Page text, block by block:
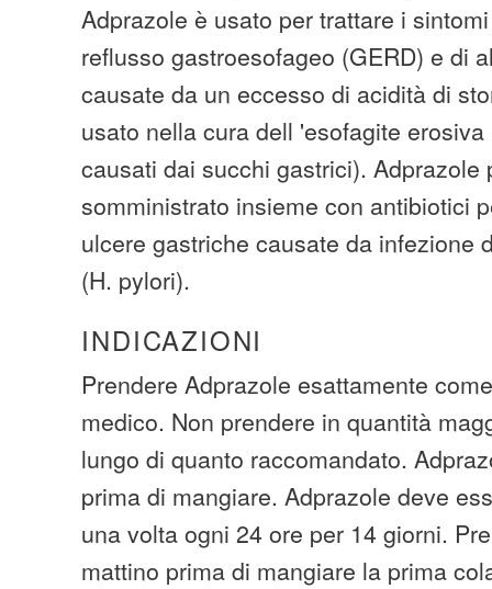
Adprazole è usato per trattare i
reflusso gastroesofageo (GERD) e di
causate da un eccesso di acidità di
usato nella cura dell 'esofagite
causati dai succhi gastrici). Adprazole
somministrato insieme con antibiotici
ulcere gastriche causate da infezione
(H. pylori).
INDICAZIONI
Prendere Adprazole esattamente
medico. Non prendere in quantità
lungo di quanto raccomandato.
prima di mangiare. Adprazole deve
una volta ogni 24 ore per 14 giorni.
mattino prima di mangiare la prima